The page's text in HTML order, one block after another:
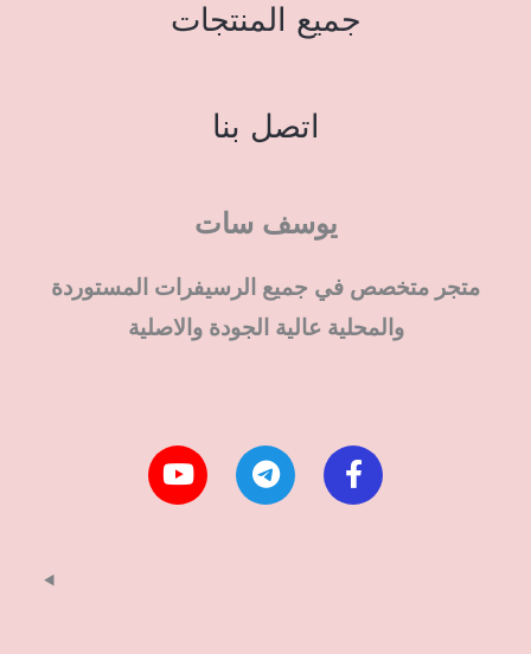
جميع المنتجات
اتصل بنا
يوسف سات
متجر متخصص في جميع الرسيفرات المستوردة
والمحلية عالية الجودة والاصلية